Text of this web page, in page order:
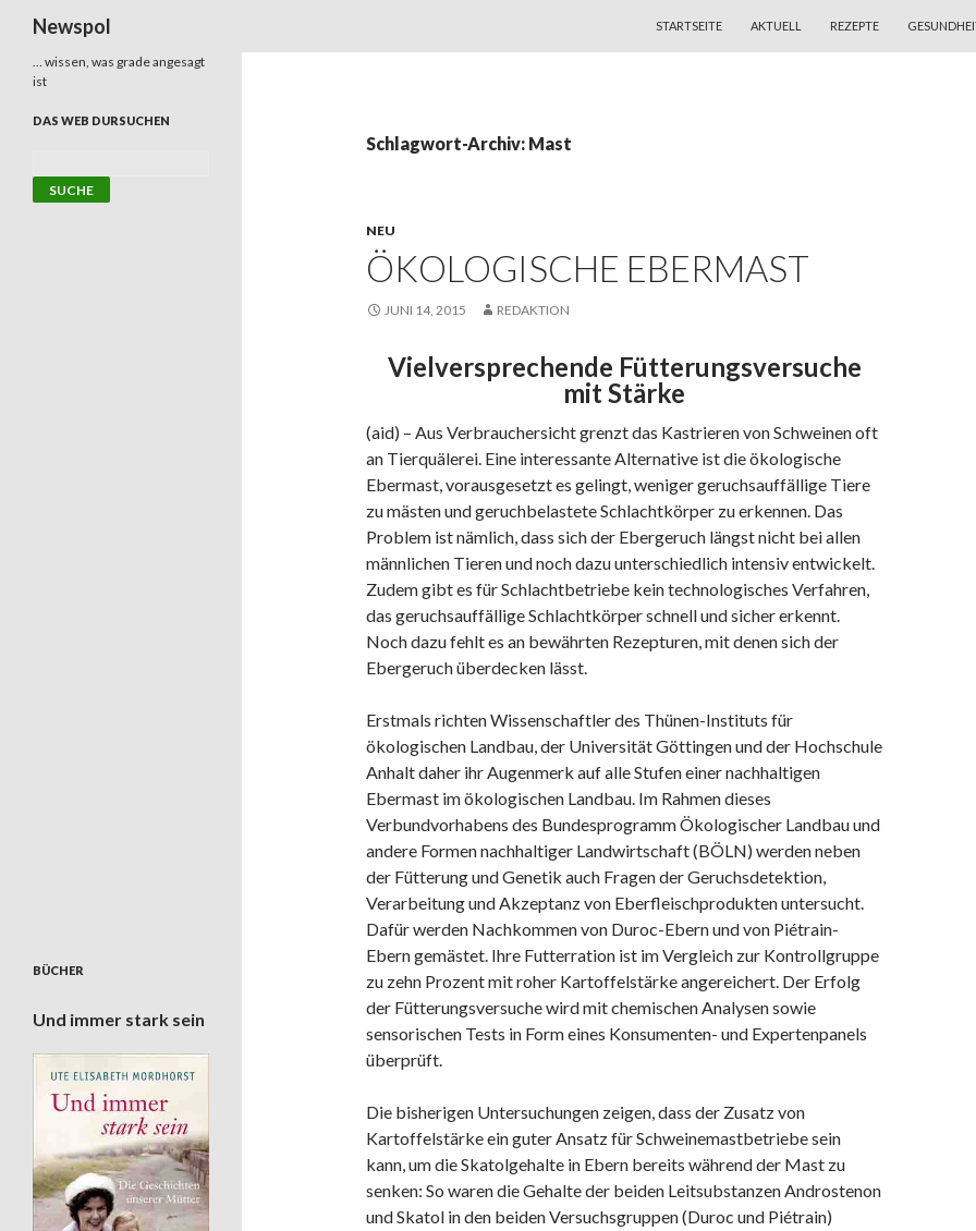
Newspol
STARTSEITE
AKTUELL REZEPTE
Schlagwort-Archiv: Mast
NEU
ÖKOLOGISCHE EBERMAST
JUNI 14, 2015 REDAKTION
Vielversprechende Fütterungsversuche
mit Stärke
(aid) – Aus Verbrauchersicht grenzt das Kastrieren von Schweinen oft
an Tierquälerei. Eine interessante Alternative ist die ökologische
Ebermast, vorausgesetzt es gelingt, weniger geruchsauffällige Tiere
zu mästen und geruchbelastete Schlachtkörper zu erkennen. Das
Problem ist nämlich, dass sich der Ebergeruch längst nicht bei allen
männlichen Tieren und noch dazu unterschiedlich intensiv entwickelt.
Zudem gibt es für Schlachtbetriebe kein technologisches Verfahren,
das geruchsauffällige Schlachtkörper schnell und sicher erkennt.
Noch dazu fehlt es an bewährten Rezepturen, mit denen sich der
Ebergeruch überdecken lässt.
Erstmals richten Wissenschaftler des Thünen-Instituts für
ökologischen Landbau, der Universität Göttingen und der Hochschule
Anhalt daher ihr Augenmerk auf alle Stufen einer nachhaltigen
Ebermast im ökologischen Landbau. Im Rahmen dieses
Verbundvorhabens des Bundesprogramm Ökologischer Landbau und
andere Formen nachhaltiger Landwirtschaft (BÖLN) werden neben
der Fütterung und Genetik auch Fragen der Geruchsdetektion,
Verarbeitung und Akzeptanz von Eberfleischprodukten untersucht.
Dafür werden Nachkommen von Duroc-Ebern und von Piétrain-
Ebern gemästet. Ihre Futterration ist im Vergleich zur Kontrollgruppe
zu zehn Prozent mit roher Kartoffelstärke angereichert. Der Erfolg
der Fütterungsversuche wird mit chemischen Analysen sowie
sensorischen Tests in Form eines Konsumenten- und Expertenpanels
überprüft.
Die bisherigen Untersuchungen zeigen, dass der Zusatz von
Kartoffelstärke ein guter Ansatz für Schweinemastbetriebe sein
kann, um die Skatolgehalte in Ebern bereits während der Mast zu
senken: So waren die Gehalte der beiden Leitsubstanzen Androstenon
und Skatol in den beiden Versuchsgruppen (Duroc und Piétrain)
… wissen, was grade angesagt
ist
DAS WEB DURSUCHEN
BÜCHER
Und immer stark sein